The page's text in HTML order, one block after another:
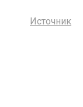
Источник